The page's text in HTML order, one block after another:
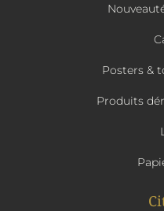
Posters &
Produits